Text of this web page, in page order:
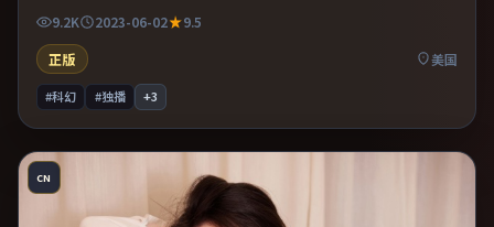
9.2K 2023-06-02
9.5
正版
美国
#科幻 #独播 +3
CN